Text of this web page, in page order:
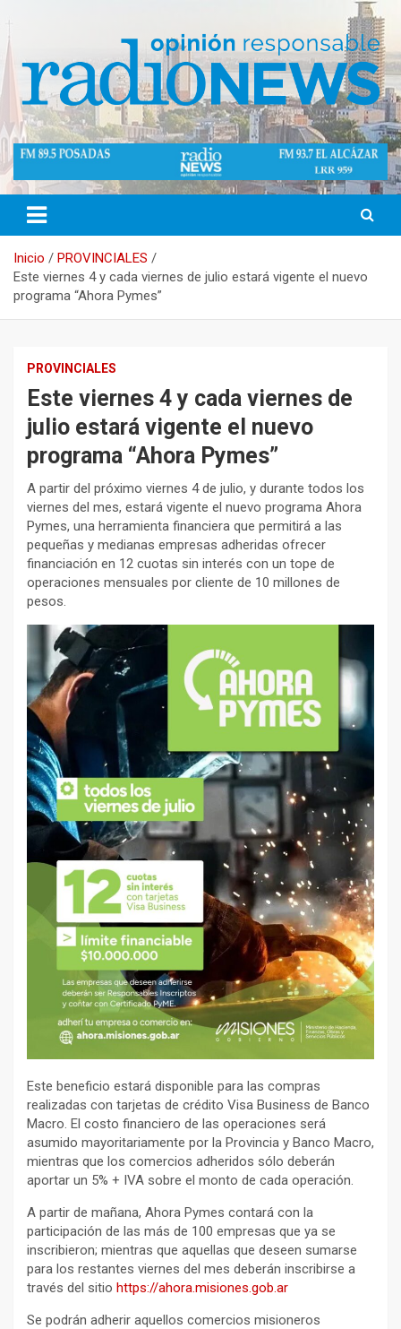
contenido
Radio News Misiones 89.5 Mhz
Opinión Responsable
Inicio
PROVINCIALES
Este viernes 4 y cada viernes de julio estará vigente el nuevo
programa “Ahora Pymes”
PROVINCIALES
Este viernes 4 y cada viernes de
julio estará vigente el nuevo
programa “Ahora Pymes”
A partir del próximo viernes 4 de julio, y durante todos los
viernes del mes, estará vigente el nuevo programa Ahora
Pymes, una herramienta financiera que permitirá a las
pequeñas y medianas empresas adheridas ofrecer
financiación en 12 cuotas sin interés con un tope de
operaciones mensuales por cliente de 10 millones de
pesos.
Este beneficio estará disponible para las compras
realizadas con tarjetas de crédito Visa Business de Banco
Macro. El costo financiero de las operaciones será
asumido mayoritariamente por la Provincia y Banco Macro,
mientras que los comercios adheridos sólo deberán
aportar un 5% + IVA sobre el monto de cada operación.
A partir de mañana, Ahora Pymes contará con la
participación de las más de 100 empresas que ya se
inscribieron; mientras que aquellas que deseen sumarse
para los restantes viernes del mes deberán inscribirse a
través del sitio https://ahora.misiones.gob.ar
Se podrán adherir aquellos comercios misioneros